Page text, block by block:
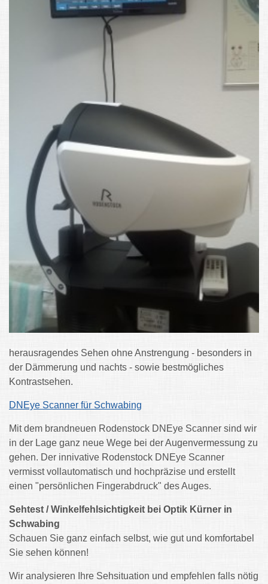
herausragendes Sehen ohne Anstrengung - besonders in
der Dämmerung und nachts - sowie bestmögliches
Kontrastsehen.
DNEye Scanner für Schwabing
Mit dem brandneuen Rodenstock DNEye Scanner sind wir
in der Lage ganz neue Wege bei der Augenvermessung zu
gehen. Der innivative Rodenstock DNEye Scanner
vermisst vollautomatisch und hochpräzise und erstellt
einen "persönlichen Fingerabdruck" des Auges.
Sehtest / Winkelfehlsichtigkeit bei Optik Kürner in
Schwabing
Schauen Sie ganz einfach selbst, wie gut und komfortabel
Sie sehen können!
Wir analysieren Ihre Sehsituation und empfehlen falls nötig